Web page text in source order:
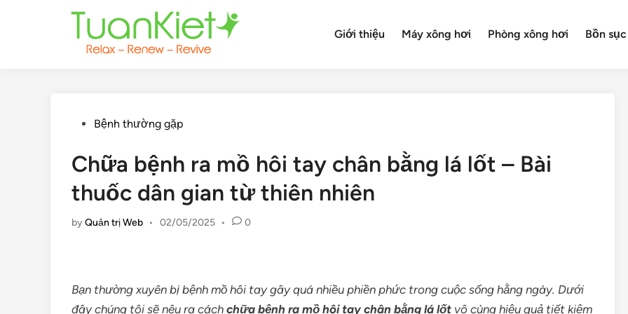
Giới thiệu Máy xông hơi Phòng xông hơi Bồn sục
PostedBệnh thường gặp
Chữa bệnh ra mồ hôi tay chân bằng lá lốt – Bài
thuốc dân gian từ thiên nhiên
byQuản trị Web • 02/05/2025 • 0
Bạn thường xuyên bị bệnh mồ hôi tay gây quá nhiều phiền phức trong cuộc sống hằng ngày. Dưới
đây chúng tôi sẽ nêu ra cách chữa bệnh ra mồ hôi tay chân bằng lá lốt vô cùng hiệu quả tiết kiệm